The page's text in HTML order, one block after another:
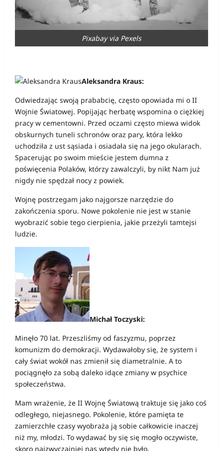
Pixabay via Pexels
Aleksandra Kraus:
Odwiedzając swoją prababcię, często opowiada mi o II
Wojnie Światowej. Popijając herbatę wspomina o ciężkiej
pracy w cementowni. Przed oczami często miewa widok
obskurnych tuneli schronów oraz pary, która lekko
uchodziła z ust sąsiada i osiadała się na jego okularach.
Spacerując po swoim mieście jestem dumna z
poświęcenia Polaków, którzy zawalczyli, by nikt Nam już
nigdy nie spędzał nocy z powiek.
Wojnę postrzegam jako najgorsze narzędzie do
zakończenia sporu. Nowe pokolenie nie jest w stanie
wyobrazić sobie tego cierpienia, jakie przeżyli tamtejsi
ludzie.
Michał Toczyski:
Minęło 70 lat. Przeszliśmy od faszyzmu, poprzez
komunizm do demokracji. Wydawałoby się, że system i
cały świat wokół nas zmienił się diametralnie. A to
pociągnęło za sobą daleko idące zmiany w psychice
społeczeństwa.
Mam wrażenie, że II Wojnę Światową traktuje się jako coś
odległego, niejasnego. Pokolenie, które pamięta te
zamierzchłe czasy wyobraża ją sobie całkowicie inaczej
niż my, młodzi. To wydawać by się się mogło oczywiste,
skoro najzwyczajniej nas wtedy nie było.